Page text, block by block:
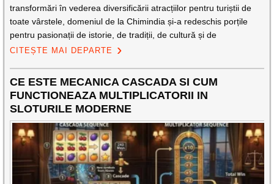
transformări în vederea diversificării atracțiilor pentru turiștii de
toate vârstele, domeniul de la Chimindia și-a redeschis porțile
pentru pasionații de istorie, de tradiții, de cultură și de
CITEȘTE MAI DEPARTE
CE ESTE MECANICA CASCADA SI CUM
FUNCTIONEAZA MULTIPLICATORII IN
SLOTURILE MODERNE